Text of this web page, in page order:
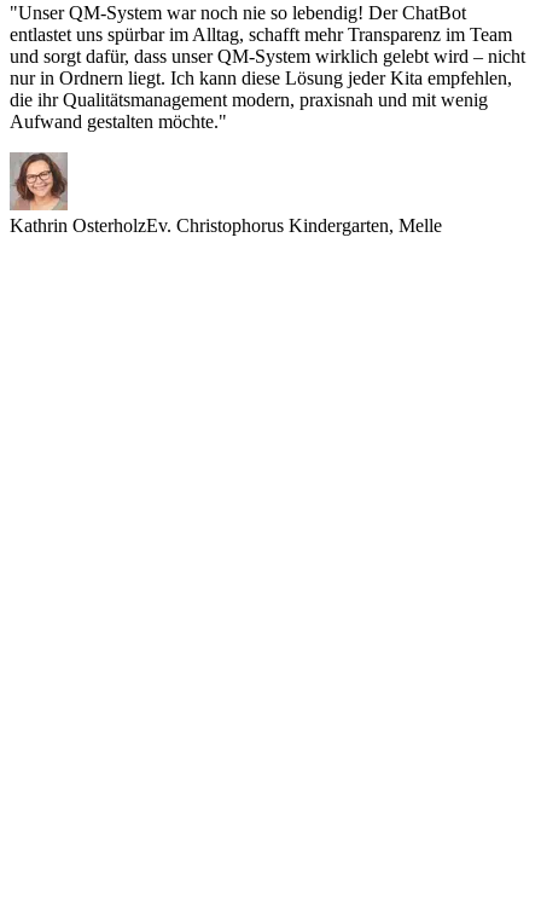
"Unser QM-System war noch nie so lebendig! Der ChatBot
entlastet uns spürbar im Alltag, schafft mehr Transparenz im Team
und sorgt dafür, dass unser QM-System wirklich gelebt wird – nicht
nur in Ordnern liegt. Ich kann diese Lösung jeder Kita empfehlen,
die ihr Qualitätsmanagement modern, praxisnah und mit wenig
Aufwand gestalten möchte."
Kathrin OsterholzEv. Christophorus Kindergarten, Melle